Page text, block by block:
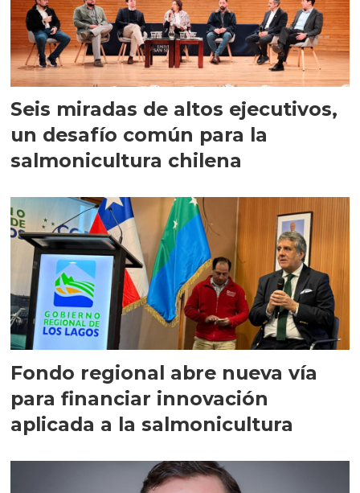
Seis miradas de altos ejecutivos,
un desafío común para la
salmonicultura chilena
Fondo regional abre nueva vía
para financiar innovación
aplicada a la salmonicultura